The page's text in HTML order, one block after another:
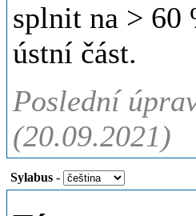
splnit na > 60
ústní část.
Poslední
(20.09.2021)
Sylabus -